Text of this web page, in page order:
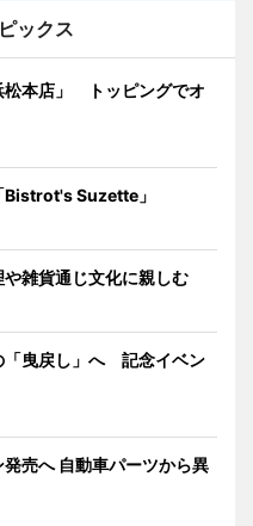
ックス
松本店」 トッピングでオ
Bistrot's Suzette」
雑貨通じ文化に親しむ
「曳戻し」へ 記念イベン
売へ 自動車パーツから異